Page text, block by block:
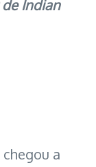
de Indian
a